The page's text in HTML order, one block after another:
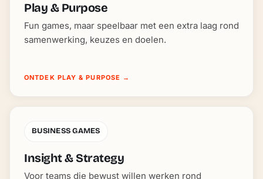
Play & Purpose
Fun games, maar speelbaar met een extra laag rond
samenwerking, keuzes en doelen.
ONTDEK PLAY & PURPOSE →
BUSINESS GAMES
Insight & Strategy
Voor teams die bewust willen werken rond